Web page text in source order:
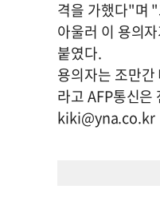
격을 가했다"며
아울러 이 용의
붙였다.
용의자는 조만
라고 AFP통신은
kiki@yna.co.kr